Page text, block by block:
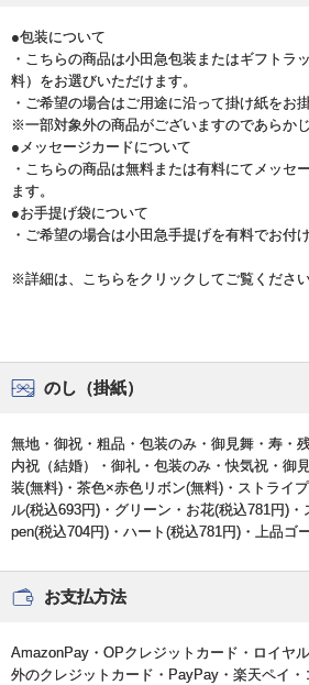
●包装について
・こちらの商品は小田急包装またはギフトラ
料）をお選びいただけます。
・ご希望の場合はご用途に沿って掛け紙をお
※一部対象外の商品がございますのであらか
●メッセージカードについて
・こちらの商品は無料または有料にてメッセ
ます。
●お手提げ袋について
・ご希望の場合は小田急手提げを有料でお付
※詳細は、こちらをクリックしてご覧くださ
のし（掛紙）
無地・御祝・粗品・包装のみ・御見舞・寿・
内祝（結婚）・御礼・包装のみ・快気祝・御
装(無料)・茶色×赤色リボン(無料)・ストライ
ル(税込693円)・グリーン・お花(税込781円)・
pen(税込704円)・ハート(税込781円)・上品ゴ
お支払方法
AmazonPay・OPクレジットカード・ロイヤ
外のクレジットカード・PayPay・楽天ペイ